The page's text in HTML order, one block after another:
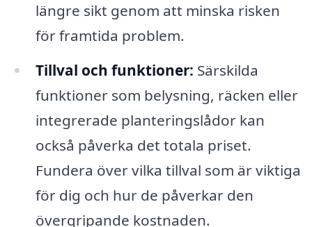
längre sikt genom att minska risken
för framtida problem.
Tillval och funktioner: Särskilda
funktioner som belysning, räcken eller
integrerade planteringslådor kan
också påverka det totala priset.
Fundera över vilka tillval som är viktiga
för dig och hur de påverkar den
övergripande kostnaden.